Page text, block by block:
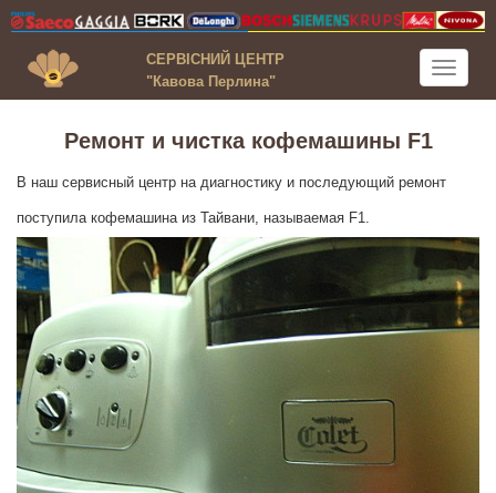
Toggle
СЕРВІСНИЙ ЦЕНТР
"Кавова Перлина"
Ремонт и чистка кофемашины F1
В наш сервисный центр на диагностику и последующий ремонт
поступила кофемашина из Тайвани, называемая F1.